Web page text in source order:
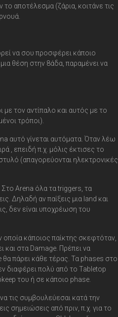
αποτέλεσμα (ζάρια, κοιτάνε τις
να σου προσφέρει κάποιο
θέση στην 8άδα, παραμένει να
με τον αντίπαλο και αυτός με το
τρόποι).
αυτό γίνεται αυτόματα. Όταν λέω
, επειδή π.χ. μόλις έκτισες το
(απαγορεύονται ηλεκτρονικές
Arena όλα τα triggers, τα
Δηλαδή αν παίξεις μια land και
δεν είναι υποχρέωση του
κάποιος παίκτης σκεφτόταν,
και στα Damage. Πρέπει να
θα πάρει κάθε τέρας. Τα phases στο
διαφέρει πολύ από το Tabletop
του ή σε κάποιο phase.
τις συμβουλεύεσαι κατά την
σημειώσεις από πριν, π.χ. για το